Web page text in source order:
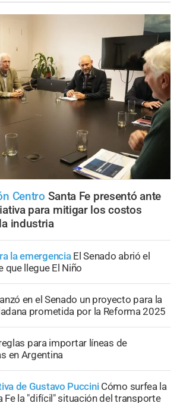
Centro Santa Fe presentó ante
para mitigar los costos
industria
la emergencia El Senado abrió el
que llegue El Niño
en el Senado un proyecto para la
prometida por la Reforma 2025
para importar líneas de
en Argentina
de Gustavo Puccini Cómo surfea la
Fe la "difícil" situación del transporte